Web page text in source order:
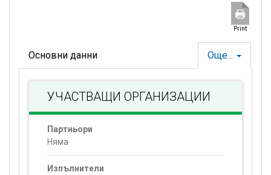
Print
Още...
Основни данни
УЧАСТВАЩИ ОРГАНИЗАЦИИ
Партньори
Няма
Изпълнители